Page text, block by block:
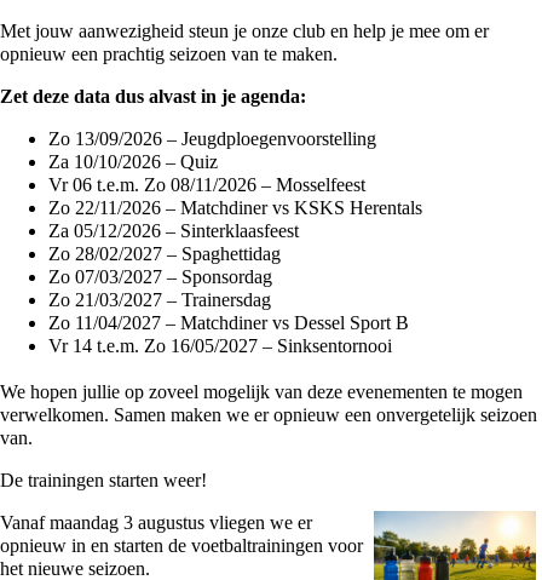
Met jouw aanwezigheid steun je onze club en help je mee om er
opnieuw een prachtig seizoen van te maken.
Zet deze data dus alvast in je agenda:
Zo 13/09/2026 – Jeugdploegenvoorstelling
Za 10/10/2026 – Quiz
Vr 06 t.e.m. Zo 08/11/2026 – Mosselfeest
Zo 22/11/2026 – Matchdiner vs KSKS Herentals
Za 05/12/2026 – Sinterklaasfeest
Zo 28/02/2027 – Spaghettidag
Zo 07/03/2027 – Sponsordag
Zo 21/03/2027 – Trainersdag
Zo 11/04/2027 – Matchdiner vs Dessel Sport B
Vr 14 t.e.m. Zo 16/05/2027 – Sinksentornooi
We hopen jullie op zoveel mogelijk van deze evenementen te mogen
verwelkomen. Samen maken we er opnieuw een onvergetelijk seizoen
van.
De trainingen starten weer!
Vanaf maandag 3 augustus vliegen we er
opnieuw in en starten de voetbaltrainingen voor
het nieuwe seizoen.